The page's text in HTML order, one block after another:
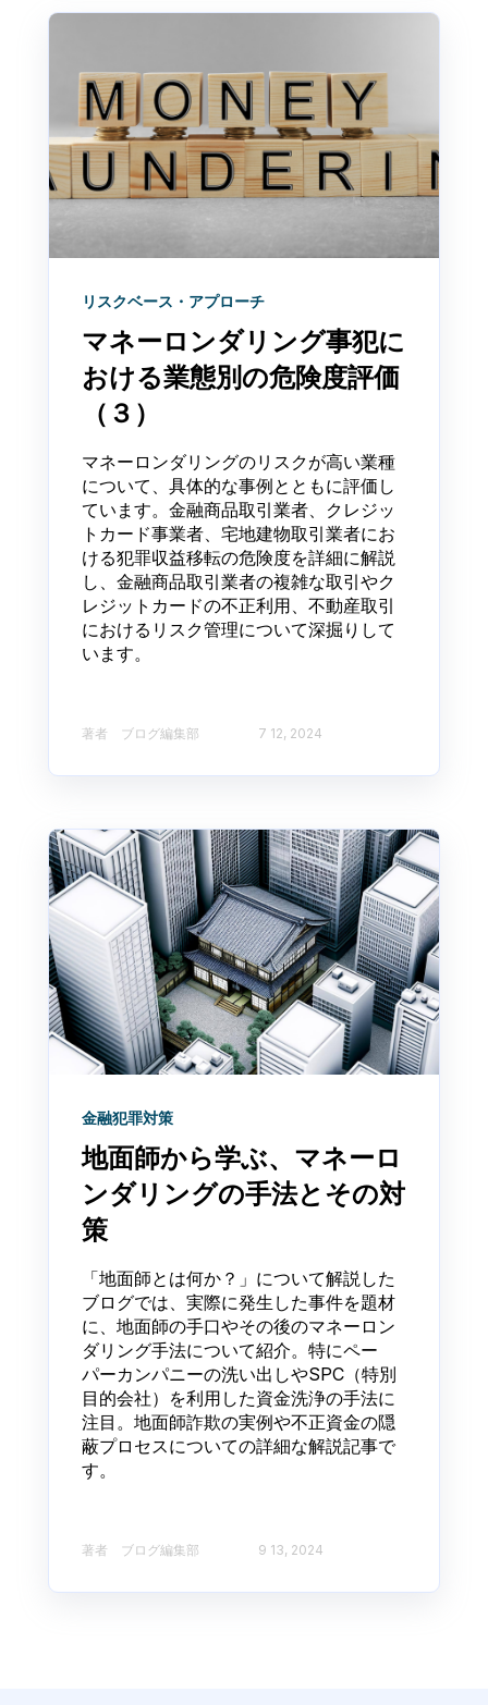
リスクベース・アプローチ
マネーロンダリング事犯に
おける業態別の危険度評価
（３）
マネーロンダリングのリスクが高い業種
について、具体的な事例とともに評価し
ています。金融商品取引業者、クレジッ
トカード事業者、宅地建物取引業者にお
ける犯罪収益移転の危険度を詳細に解説
し、金融商品取引業者の複雑な取引やク
レジットカードの不正利用、不動産取引
におけるリスク管理について深掘りして
います。
著者 ブログ編集部​ 7 12, 2024
金融犯罪対策
地面師から学ぶ、マネーロ
ンダリングの手法とその対
策
「地面師とは何か？」について解説した
ブログでは、実際に発生した事件を題材
に、地面師の手口やその後のマネーロン
ダリング手法について紹介。特にペー
パーカンパニーの洗い出しやSPC（特別
目的会社）を利用した資金洗浄の手法に
注目。地面師詐欺の実例や不正資金の隠
蔽プロセスについての詳細な解説記事で
す。
著者 ブログ編集部​ 9 13, 2024